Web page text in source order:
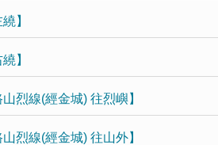
】
】
烈線(經金城) 往烈嶼】
烈線(經金城) 往山外】